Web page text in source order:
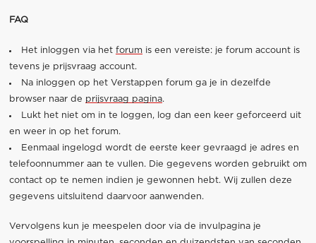
FAQ
Het inloggen via het forumis een vereiste: je forum account is
tevens je prijsvraag account.
Na inloggen op het Verstappen forum ga je in dezelfde
browser naar de prijsvraag pagina.
Lukt het niet om in te loggen, log dan een keer geforceerd uit
en weer in op het forum.
Eenmaal ingelogd wordt de eerste keer gevraagd je adres en
telefoonnummer aan te vullen. Die gegevens worden gebruikt om
contact op te nemen indien je gewonnen hebt. Wij zullen deze
gegevens uitsluitend daarvoor aanwenden.
Vervolgens kun je meespelen door via de invulpagina je